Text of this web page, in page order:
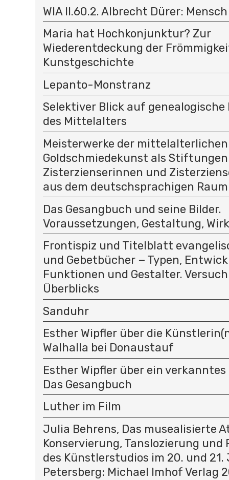
WIA II.60.2. Albrecht Dürer:
Maria hat Hochkonjunktur? Zur
Wiederentdeckung der
Kunstgeschichte
Lepanto-Monstranz
Selektiver Blick auf genealogische
des Mittelalters
Meisterwerke der mittelalterlichen
Goldschmiedekunst als
Zisterzienserinnen und
aus dem deutschsprachigen Raum
Das Gesangbuch und seine Bilder.
Voraussetzungen, Gestaltung,
Frontispiz und Titelblatt
und Gebetbücher − Typen,
Funktionen und Gestalter.
Überblicks
Sanduhr
Esther Wipfler über die
Walhalla bei Donaustauf
Esther Wipfler über ein
Das Gesangbuch
Luther im Film
Julia Behrens, Das musealisierte
Konservierung, Tanslozierung
des Künstlerstudios im 20. und
Petersberg: Michael Imhof Verlag